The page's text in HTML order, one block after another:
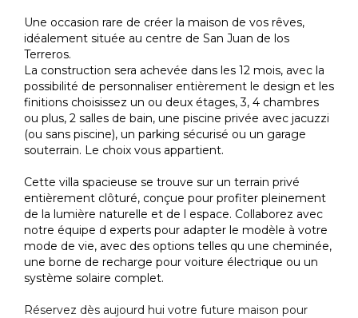
Vues
Double vitrage
Acces pave
Une occasion rare de créer la maison de vos rêves,
idéalement située au centre de San Juan de los
Terreros.
La construction sera achevée dans les 12 mois, avec la
possibilité de personnaliser entièrement le design et les
finitions choisissez un ou deux étages, 3, 4 chambres
ou plus, 2 salles de bain, une piscine privée avec jacuzzi
(ou sans piscine), un parking sécurisé ou un garage
souterrain. Le choix vous appartient.
Cette villa spacieuse se trouve sur un terrain privé
entièrement clôturé, conçue pour profiter pleinement
de la lumière naturelle et de l espace. Collaborez avec
notre équipe d experts pour adapter le modèle à votre
mode de vie, avec des options telles qu une cheminée,
une borne de recharge pour voiture électrique ou un
système solaire complet.
Réservez dès aujourd hui votre future maison pour